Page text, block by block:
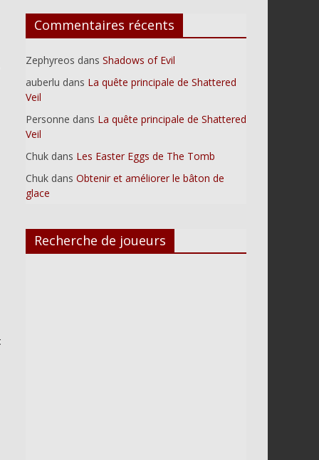
Commentaires récents
Zephyreos dans Shadows of Evil
auberlu dans La quête principale de Shattered
Veil
Personne dans La quête principale de Shattered
Veil
Chuk dans Les Easter Eggs de The Tomb
Chuk dans Obtenir et améliorer le bâton de
glace
Recherche de joueurs